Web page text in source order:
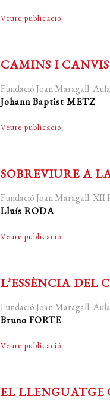
Veure publicació
CAMINS I
Fundació Joan Maragall.
Johann Baptist METZ
Veure publicació
SOBREVIURE A
Fundació Joan Maragall.
Lluís RODA
Veure publicació
L’ESSÈNCIA DEL
Fundació Joan Maragall.
Bruno FORTE
Veure publicació
EL LLENGUATGE